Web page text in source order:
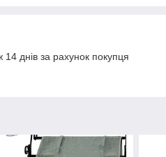
днів за рахунок покупця